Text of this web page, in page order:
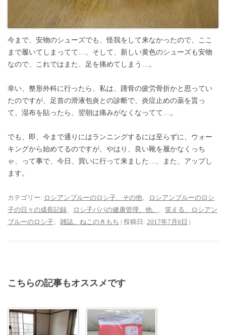
今まで、安物のシューズでも、怪我をして来なかったので、ここ
まで履いてしまってて…、そして、新しい黄色のシューズも安物
なので、これではまた、足を痛めてしまう…。
幸い、整形外科に行ったら、私は、踵骨の疲労骨折かと思ってい
たのですが、足首の滑液包炎との診断で、炎症止めの薬を貰っ
て、湿布を貼ったら、翌朝は痛みがなくなってて…。
でも、即、今まで通りにはランニングするには至らずに、ウォー
キングから始めてるのですが、やはり、良い靴を履かなくっち
ゃ、って事で、今日、買いに行って来ました…、また、アップし
ます。
カテゴリー: ロシアンブルーのロシ子、その他、
ロシアンブルーのロシ
子の日々の成長記録、 ロシ子パパの健康管理、他。 、 笑える、ロシアン
ブルーのロシ子、 雑誌、ねこのきもち | 投稿日: 2017年7月6日 |
こちらの記事もオススメです